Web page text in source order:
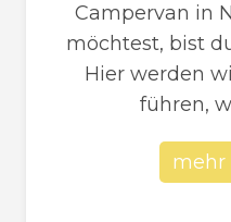
Campervan in
möchtest, bist
Hier werden
führen,
mehr